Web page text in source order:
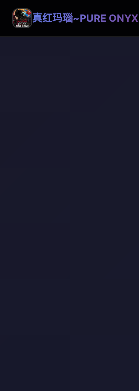
真红玛瑙~PURE ONYX